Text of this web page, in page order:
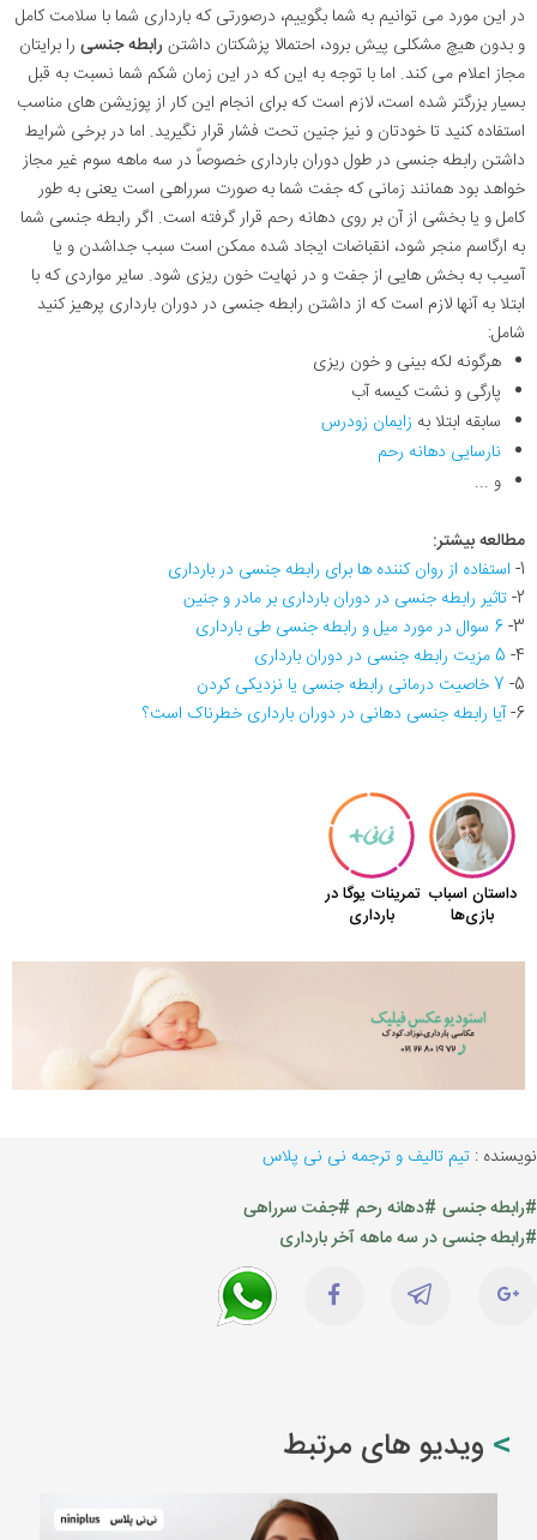
در این مورد می توانیم به شما بگوییم، درصورتی که بارداری شما با سلامت کامل
و بدون هیچ مشکلی پیش برود، احتمالا پزشکتان داشتن رابطه جنسی را برایتان
مجاز اعلام می کند. اما با توجه به این که در این زمان شکم شما نسبت به قبل
بسیار بزرگتر شده است، لازم است که برای انجام این کار از پوزیشن های مناسب
استفاده کنید تا خودتان و نیز جنین تحت فشار قرار نگیرید. اما در برخی شرایط
داشتن رابطه جنسی در طول دوران بارداری خصوصاً در سه ماهه سوم غیر مجاز
خواهد بود همانند زمانی که جفت شما به صورت سرراهی است یعنی به طور
کامل و یا بخشی از آن بر روی دهانه رحم قرار گرفته است. اگر رابطه جنسی شما
به ارگاسم منجر شود، انقباضات ایجاد شده ممکن است سبب جداشدن و یا
آسیب به بخش هایی از جفت و در نهایت خون ریزی شود. سایر مواردی که با
ابتلا به آنها لازم است که از داشتن رابطه جنسی در دوران بارداری پرهیز کنید
شامل:
هرگونه لکه بینی و خون ریزی
پارگی و نشت کیسه آب
سابقه ابتلا به زایمان زودرس
نارسایی دهانه رحم
و ...
مطالعه بیشتر:
1- استفاده از روان کننده ها برای رابطه جنسی در بارداری
2- تاثیر رابطه جنسی در دوران بارداری بر مادر و جنین
3- 6 سوال در مورد میل و رابطه جنسی طی بارداری
4- 5 مزیت رابطه جنسی در دوران بارداری
5- 7 خاصیت درمانی رابطه جنسی یا نزدیکی کردن
6- آیا رابطه جنسی دهانی در دوران بارداری خطرناک است؟
نویسنده : تیم تالیف و ترجمه نی نی پلاس
#رابطه جنسی #دهانه رحم #جفت سرراهی
#رابطه جنسی در سه ماهه آخر بارداری
ویدیو های مرتبط